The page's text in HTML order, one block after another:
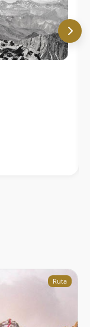
Ruta